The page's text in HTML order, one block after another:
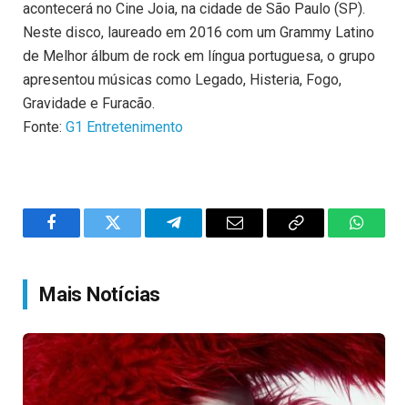
acontecerá no Cine Joia, na cidade de São Paulo (SP).
Neste disco, laureado em 2016 com um Grammy Latino
de Melhor álbum de rock em língua portuguesa, o grupo
apresentou músicas como Legado, Histeria, Fogo,
Gravidade e Furacão.
Fonte: G1 Entretenimento
FacebookTwitter TelegramEmail
Copy
Mais Notícias